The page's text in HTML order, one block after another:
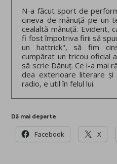
N-a făcut sport de
cineva de mânuță pe un
cealaltă mânuță. Evident,
fi fost împotriva firii să
un hattrick", să fim
cumpărat un tricou oficial
să scrie Dănuț. Ce i-a mai
dea exterioare literare și
radio, e util în felul lui.
Dă mai departe
Facebook X